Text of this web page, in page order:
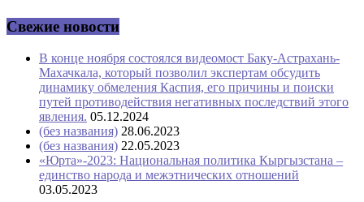
Свежие новости
В конце ноября состоялся видеомост Баку-Астрахань-
Махачкала, который позволил экспертам обсудить
динамику обмеления Каспия, его причины и поиски
путей противодействия негативных последствий этого
явления. 05.12.2024
(без названия) 28.06.2023
(без названия) 22.05.2023
«Юрта»-2023: Национальная политика Кыргызстана –
единство народа и межэтнических отношений
03.05.2023